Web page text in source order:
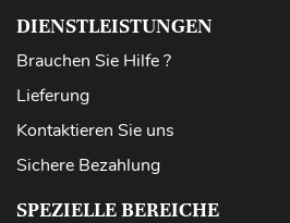
DIENSTLEISTUNGEN
Brauchen Sie Hilfe ?
Lieferung
Kontaktieren Sie uns
Sichere Bezahlung
SPEZIELLE BEREICHE